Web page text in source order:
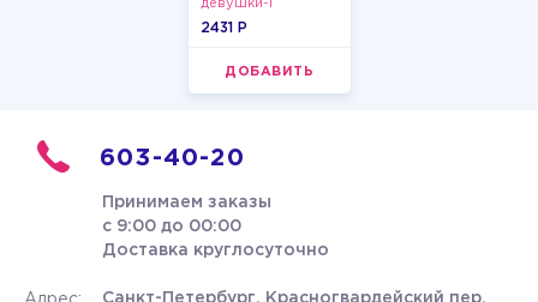
девушки-1
2431 P
ДОБАВИТЬ
603-40-20
Принимаем заказы
с 9:00 до 00:00
Доставка круглосуточно
Санкт-Петербург, Красногвардейский пер.